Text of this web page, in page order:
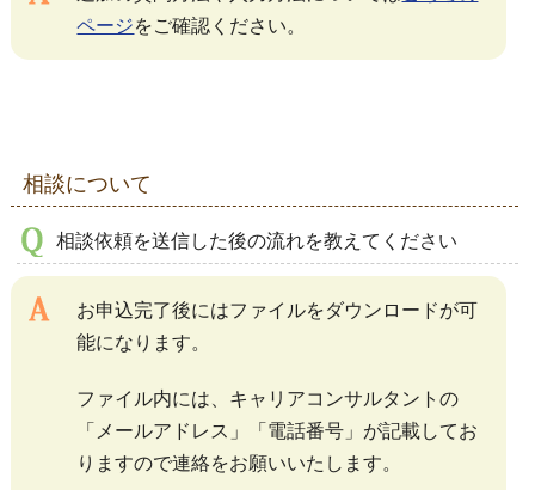
ページをご確認ください。
相談について
相談依頼を送信した後の流れを教えてください
お申込完了後にはファイルをダウンロードが可
能になります。
ファイル内には、キャリアコンサルタントの
「メールアドレス」「電話番号」が記載してお
りますので連絡をお願いいたします。